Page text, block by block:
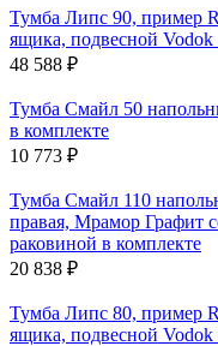
Тумба Липс 90, пример
ящика, подвесной Vodok
48 588 ₽
Тумба Смайл 50
в комплекте
10 773 ₽
Тумба Смайл 110
правая, Мрамор Графит
раковиной в комплекте
20 838 ₽
Тумба Липс 80, пример
ящика, подвесной Vodok